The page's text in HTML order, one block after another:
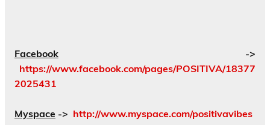
Facebook ->
https://www.facebook.com/pages/POSITIVA/18377
2025431
Myspace -> http://www.myspace.com/positivavibes